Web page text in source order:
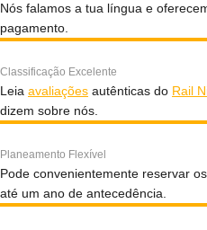
Nós falamos a tua língua e
pagamento.
Classificação Excelente
Leia avaliações autênticas do Rail
dizem sobre nós.
Planeamento Flexível
Pode convenientemente reservar
até um ano de antecedência.